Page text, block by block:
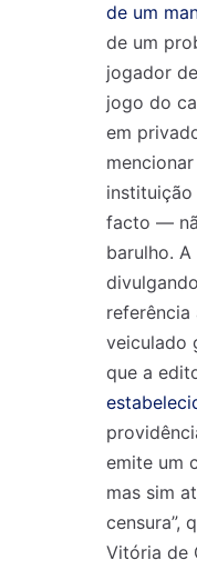
de um
de um
jogador
jogo do
em
facto —
barulho.
veiculado
que a
emite um
mas sim
censura”,
Vitória de